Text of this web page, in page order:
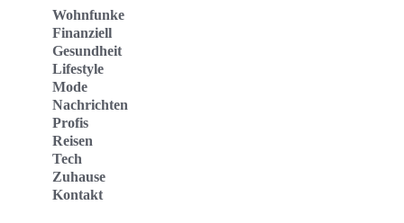
Wohnfunke
Finanziell
Gesundheit
Lifestyle
Mode
Nachrichten
Profis
Reisen
Tech
Zuhause
Kontakt